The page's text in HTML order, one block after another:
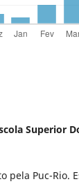
Superior
pela Puc-Rio.